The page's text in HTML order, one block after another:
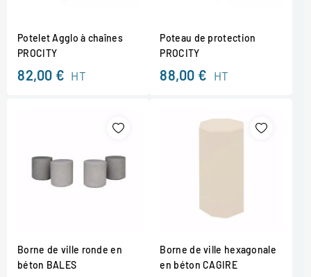
Potelet Agglo à chaînes
PROCITY
82,00 € HT
Poteau de protection
PROCITY
88,00 € HT
Borne de ville ronde en
béton BALES
Borne de ville hexagonale
en béton CAGIRE